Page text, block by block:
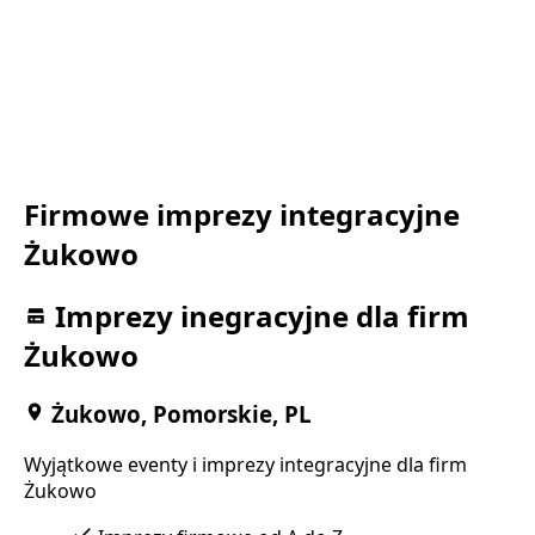
Firmowe imprezy integracyjne
Żukowo
Imprezy inegracyjne dla firm
Żukowo
Żukowo, Pomorskie, PL
Wyjątkowe eventy i imprezy integracyjne dla firm
Żukowo